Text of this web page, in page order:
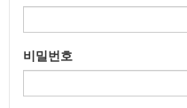
비밀번호